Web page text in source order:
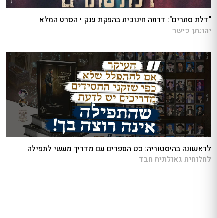
"דלת סתרים": דרמה חינוכית בהפקת ענק • הסרט המלא
יהונתן פישר
לראשונה בהיסטוריה: סט הספרים עם מדריך מעשי לתפילה
לחלוחית גאולתית חבד